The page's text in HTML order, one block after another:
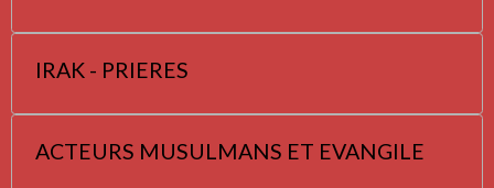
IRAK - PRIERES
ACTEURS MUSULMANS ET EVANGILE